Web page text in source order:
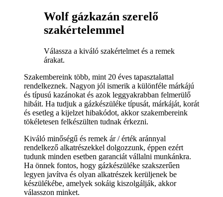
Wolf gázkazán szerelő
szakértelemmel
Válassza a kiváló szakértelmet és a remek
árakat.
Szakembereink több, mint 20 éves tapasztalattal
rendelkeznek. Nagyon jól ismerik a különféle márkájú
és típusú kazánokat és azok leggyakrabban felmerülő
hibáit. Ha tudjuk a gázkészüléke típusát, márkáját, korát
és esetleg a kijelzet hibakódot, akkor szakembereink
tökéletesen felkészülten tudnak érkezni.
Kiváló minőségű és remek ár / érték aránnyal
rendelkező alkatrészekkel dolgozzunk, éppen ezért
tudunk minden esetben garanciát vállalni munkánkra.
Ha önnek fontos, hogy gázkészüléke szakszerűen
legyen javítva és olyan alkatrészek kerüljenek be
készülékébe, amelyek sokáig kiszolgálják, akkor
válasszon minket.